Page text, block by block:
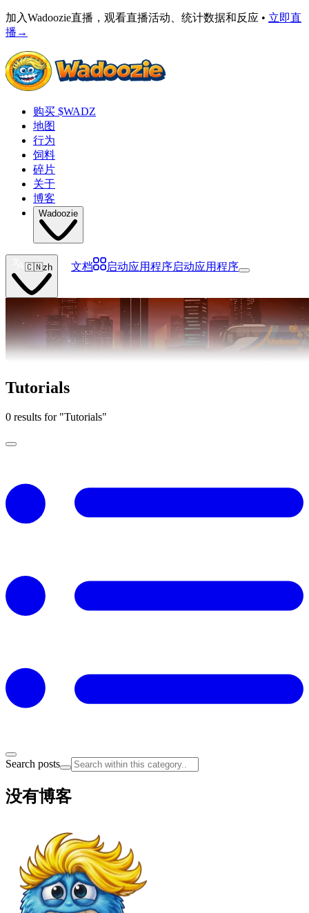
加入Wadoozie直播，观看直播活动、统计数据和反应 • 立即直
播 →
购买 $WADZ
地图
行为
饲料
碎片
关于
博客
Wadoozie
🇨🇳zh 文档 启动应用程序启动应用程序
Tutorials
0 results for "Tutorials"
Search posts
没有博客